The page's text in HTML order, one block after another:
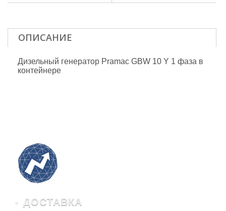
ОПИСАНИЕ
Дизельный генератор Pramac GBW 10 Y 1 фаза в
контейнере
ДОСТАВКА